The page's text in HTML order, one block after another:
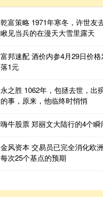
乾富策略 1971年寒冬，许世友
瞅见当兵的在漫天大雪里露天
富邦速配 酒价内参4月29日价
落1元
永之胜 1062年，包拯去世，出
的事，原来，他临终时悄悄
嗨牛股票 郑丽文大陆行的4个瞬
金风资本 交易员已完全消化欧
每次25个基点的预期